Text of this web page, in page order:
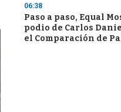
06:38
Paso a paso, Equal
podio de Carlos
el Comparación de